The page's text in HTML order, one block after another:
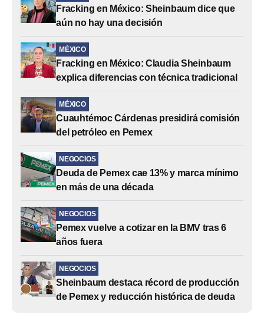
Fracking en México: Sheinbaum dice que
aún no hay una decisión
MÉXICO
Fracking en México: Claudia Sheinbaum
explica diferencias con técnica tradicional
MÉXICO
Cuauhtémoc Cárdenas presidirá comisión
del petróleo en Pemex
NEGOCIOS
Deuda de Pemex cae 13% y marca mínimo
en más de una década
NEGOCIOS
Pemex vuelve a cotizar en la BMV tras 6
años fuera
NEGOCIOS
Sheinbaum destaca récord de producción
de Pemex y reducción histórica de deuda